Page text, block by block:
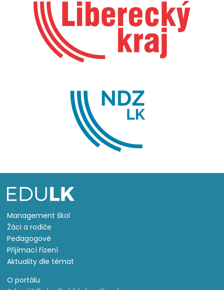
Management škol
Žáci a rodiče
Pedagogové
Přijímací řízení
Aktuality dle témat
O portálu